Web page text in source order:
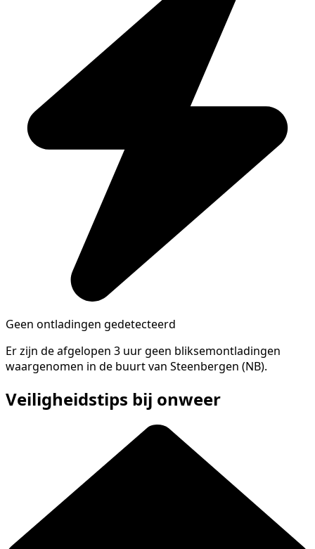
Geen ontladingen gedetecteerd
Er zijn de afgelopen 3 uur geen bliksemontladingen
waargenomen in de buurt van Steenbergen (NB).
Veiligheidstips bij onweer